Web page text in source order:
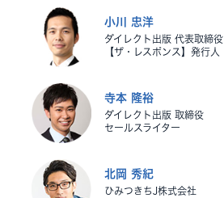
小川 忠洋
ダイレクト出版 代表取締役
【ザ・レスポンス】発行人
寺本 隆裕
ダイレクト出版 取締役
セールスライター
北岡 秀紀
ひみつきちJ株式会社